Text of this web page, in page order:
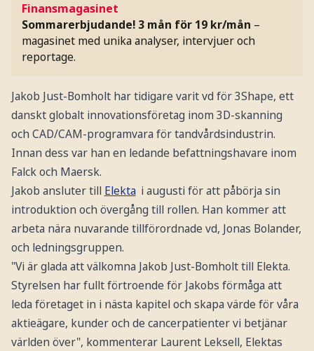
Finansmagasinet
Sommarerbjudande! 3 mån för 19 kr/mån –
magasinet med unika analyser, intervjuer och
reportage.
Jakob Just-Bomholt har tidigare varit vd för 3Shape, ett
danskt globalt innovationsföretag inom 3D-skanning
och CAD/CAM-programvara för tandvårdsindustrin.
Innan dess var han en ledande befattningshavare inom
Falck och Maersk.
Jakob ansluter till Elekta i augusti för att påbörja sin
introduktion och övergång till rollen. Han kommer att
arbeta nära nuvarande tillförordnade vd, Jonas Bolander,
och ledningsgruppen.
"Vi är glada att välkomna Jakob Just-Bomholt till Elekta.
Styrelsen har fullt förtroende för Jakobs förmåga att
leda företaget in i nästa kapitel och skapa värde för våra
aktieägare, kunder och de cancerpatienter vi betjänar
världen över", kommenterar Laurent Leksell, Elektas